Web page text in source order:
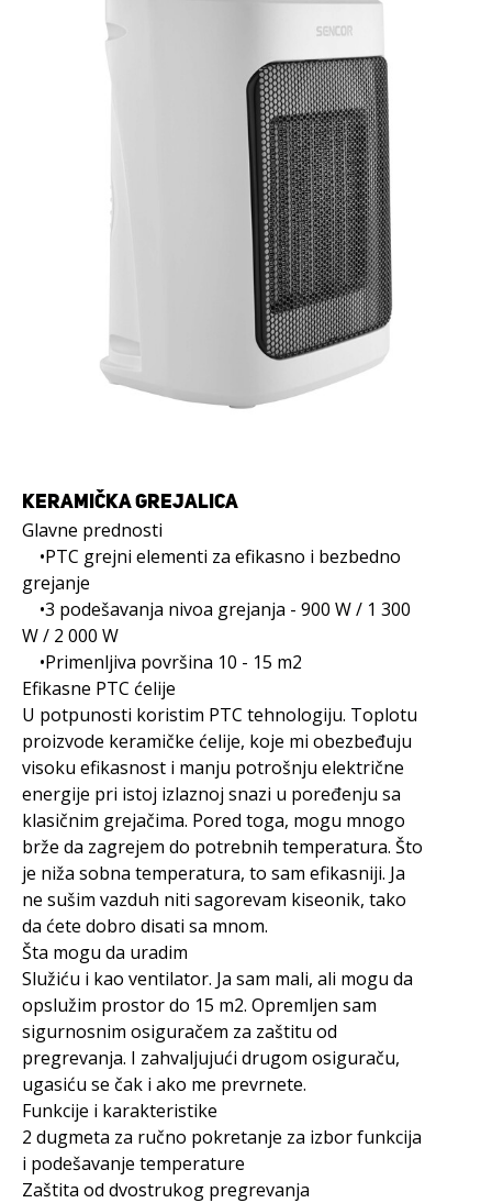
KERAMIČKA GREJALICA
Glavne prednosti
•PTC grejni elementi za efikasno i bezbedno
grejanje
•3 podešavanja nivoa grejanja - 900 W / 1 300
W / 2 000 W
•Primenljiva površina 10 - 15 m2
Efikasne PTC ćelije
U potpunosti koristim PTC tehnologiju. Toplotu
proizvode keramičke ćelije, koje mi obezbeđuju
visoku efikasnost i manju potrošnju električne
energije pri istoj izlaznoj snazi u poređenju sa
klasičnim grejačima. Pored toga, mogu mnogo
brže da zagrejem do potrebnih temperatura. Što
je niža sobna temperatura, to sam efikasniji. Ja
ne sušim vazduh niti sagorevam kiseonik, tako
da ćete dobro disati sa mnom.
Šta mogu da uradim
Služiću i kao ventilator. Ja sam mali, ali mogu da
opslužim prostor do 15 m2. Opremljen sam
sigurnosnim osiguračem za zaštitu od
pregrevanja. I zahvaljujući drugom osiguraču,
ugasiću se čak i ako me prevrnete.
Funkcije i karakteristike
2 dugmeta za ručno pokretanje za izbor funkcija
i podešavanje temperature
Zaštita od dvostrukog pregrevanja